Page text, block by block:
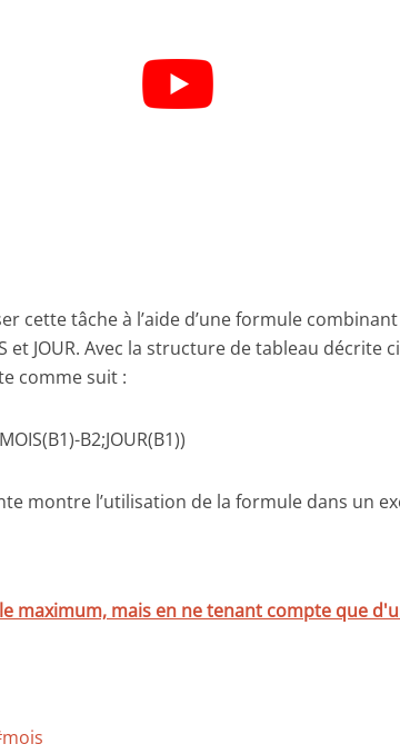
cette tâche à l’aide d’une formule
et JOUR. Avec la structure de tableau décrite
comme suit :
B2;JOUR(B1))
montre l’utilisation de la formule dans un
maximum, mais en ne tenant compte que
mois